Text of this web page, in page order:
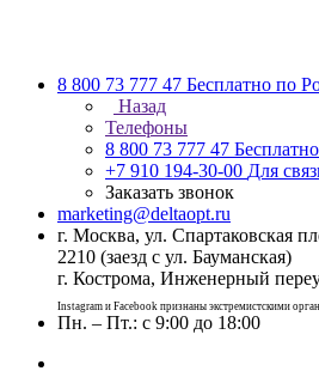
8 800 73 777 47 Бесплатно по
Назад
Телефоны
8 800 73 777 47
+7 910 194-30-00 Для
Заказать звонок
marketing@deltaopt.ru
г. Москва, ул. Спартаковская
2210 (заезд с ул. Бауманская)
г. Кострома, Инженерный
Instagram и Facebook признаны экстремистскими
Пн. – Пт.: с 9:00 до 18:00